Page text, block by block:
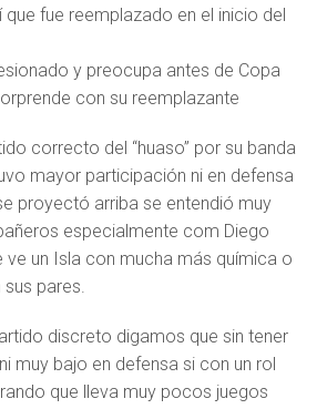
fue reemplazado en el inicio del
correcto del “huaso” por su banda
mayor participación ni en defensa
proyectó arriba se entendió muy
especialmente com Diego
ve un Isla con mucha más química o
pares.
discreto digamos que sin tener
muy bajo en defensa si con un rol
que lleva muy pocos juegos